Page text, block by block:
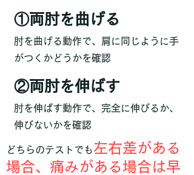
①両肘を曲げる
肘を曲げる動作で、肩に同じように手
がつくかどうかを確認
②両肘を伸ばす
肘を伸ばす動作で、完全に伸びるか、
伸びないかを確認
どちらのテストでも左右差がある
場合、痛みがある場合は早